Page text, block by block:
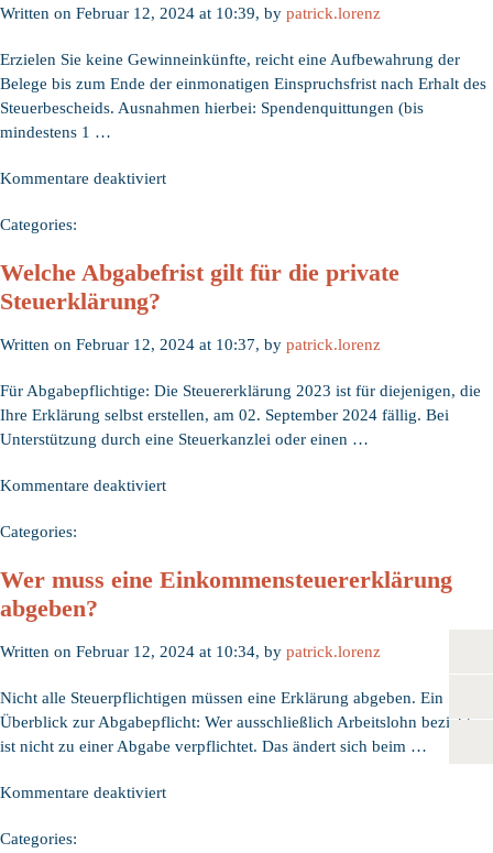
DATEV
Steuern?
Written on Februar 12, 2024 at 10:39, by patrick.lorenz
Erzielen Sie keine Gewinneinkünfte, reicht eine Aufbewahrung der
Belege bis zum Ende der einmonatigen Einspruchsfrist nach Erhalt des
Steuerbescheids. Ausnahmen hierbei: Spendenquittungen (bis
mindestens 1 …
Kommentare deaktiviertfür
ich
Categories:
Welche Abgabefrist gilt für die private
Steuerklärung?
Written on Februar 12, 2024 at 10:37, by patrick.lorenz
Für Abgabepflichtige: Die Steuererklärung 2023 ist für diejenigen, die
Ihre Erklärung selbst erstellen, am 02. September 2024 fällig. Bei
Unterstützung durch eine Steuerkanzlei oder einen …
Kommentare deaktiviertfür
für
Steuerklärung?
Categories:
Wer muss eine Einkommensteuer­erklärung
abgeben?
Written on Februar 12, 2024 at 10:34, by patrick.lorenz
Nicht alle Steuerpflichtigen müssen eine Erklärung abgeben. Ein
Überblick zur Abgabepflicht: Wer ausschließlich Arbeitslohn bezieht,
ist nicht zu einer Abgabe verpflichtet. Das ändert sich beim …
Kommentare deaktiviertfür
Categories: